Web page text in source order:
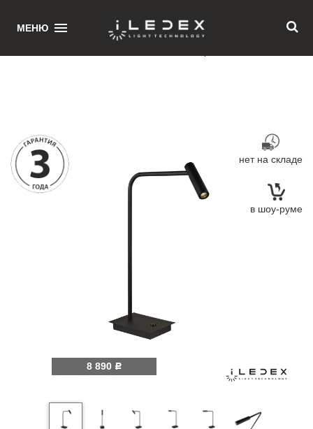
МЕНЮ
нет на складе
в шоу-руме
8 890 Р